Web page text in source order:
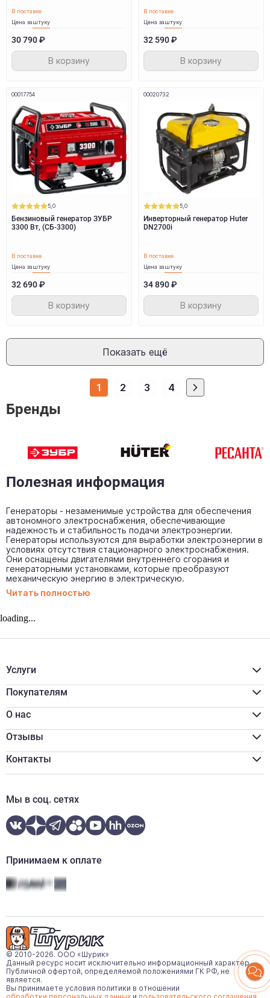
В поставке
Цена заштуку
30 790 ₽
В корзину
В поставке
Цена заштуку
32 590 ₽
В корзину
00017754
5,0
Бензиновый генератор ЗУБР
3300 Вт, (СБ-3300)
В поставке
Цена заштуку
32 690 ₽
В корзину
00020732
5,0
Инверторный генератор Huter
DN2700i
В поставке
Цена заштуку
34 890 ₽
В корзину
Показать ещё
1 2 3 4
Бренды
Полезная информация
Генераторы - незаменимые устройства для обеспечения
автономного электроснабжения, обеспечивающие
надежность и стабильность подачи электроэнергии.
Генераторы используются для выработки электроэнергии в
условиях отсутствия стационарного электроснабжения.
Они оснащены двигателями внутреннего сгорания и
генераторными установками, которые преобразуют
механическую энергию в электрическую.
Читать полностью
loading...
Услуги
Доставка
Распил
Покупателям
Для бизнеса
Оплата наличными
Обмен и возврат
Онлайн оплата
Онлайн кредитование
О нас
Сертификаты
Новости
Отзывы
Контакты
Отзывы
Контакты
Ежедневно:08:00-20:00
WhatsApp
Telegram
Мы в соц. сетях
Принимаем к оплате
© 2010-2026. ООО «Шурик»
Данный ресурс носит исключительно информационный характер.
Публичной офертой, определяемой положениями ГК РФ, не
является.
Вы принимаете условия политики в отношении